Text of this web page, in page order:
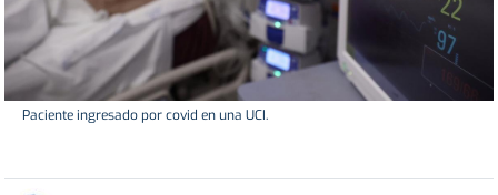
Paciente ingresado por covid en una UCI.